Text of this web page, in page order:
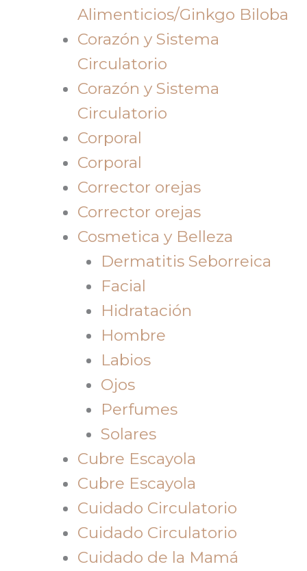
Alimenticios/Ginkgo Biloba
Corazón y Sistema
Circulatorio
Corazón y Sistema
Circulatorio
Corporal
Corporal
Corrector orejas
Corrector orejas
Cosmetica y Belleza
Dermatitis Seborreica
Facial
Hidratación
Hombre
Labios
Ojos
Perfumes
Solares
Cubre Escayola
Cubre Escayola
Cuidado Circulatorio
Cuidado Circulatorio
Cuidado de la Mamá